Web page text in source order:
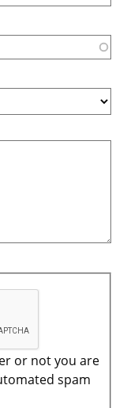
or not you are
spam